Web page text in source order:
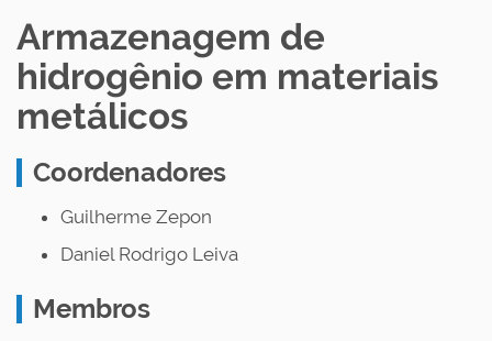
Armazenagem de
hidrogênio em materiais
metálicos
Coordenadores
Guilherme Zepon
Daniel Rodrigo Leiva
Membros